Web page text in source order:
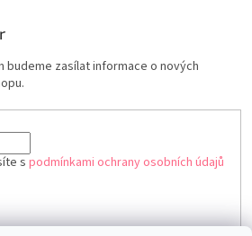
budeme zasílat informace o nových
s podmínkami ochrany osobních údajů